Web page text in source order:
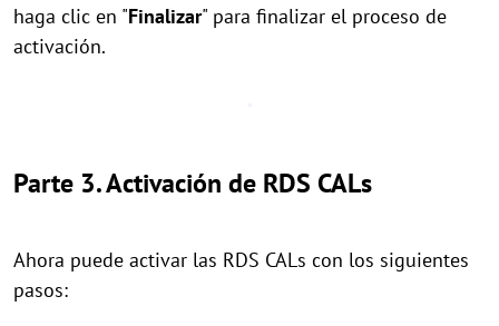
haga clic en "Finalizar" para finalizar el proceso de
activación.
Parte 3. Activación de RDS CALs
Ahora puede activar las RDS CALs con los siguientes
pasos: